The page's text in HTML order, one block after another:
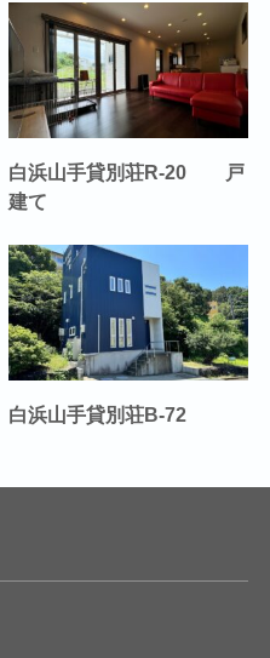
白浜山手貸別荘R-20 戸
建て
白浜山手貸別荘B-72